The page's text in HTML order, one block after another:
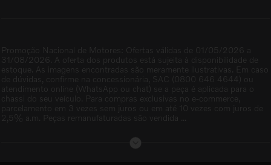
Promoção Nacional de Motores: Ofertas válidas de 01/05/2026 a
31/08/2026. A oferta dos produtos está sujeita à disponibilidade de
estoque. As imagens encontradas são meramente ilustrativas. Em caso
de dúvidas, confirme na concessionária, SAC (0800 646 4644) ou
atendimento online (WhatsApp ou chat) se a peça é aplicada para o
chassi do seu veículo. Para compras exclusivas no e-commerce,
parcelamento em 3 vezes sem juros ou em até 10 vezes com juros de
2,5% a.m. Peças remanufaturadas são vendida ...